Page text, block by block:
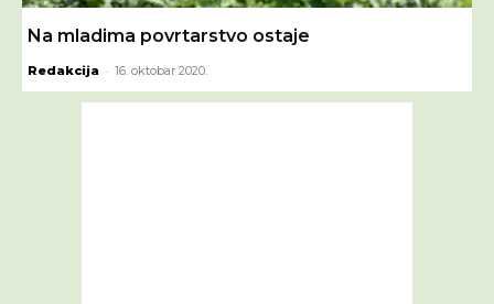
Na mladima povrtarstvo ostaje
Redakcija - 16. oktobar 2020.